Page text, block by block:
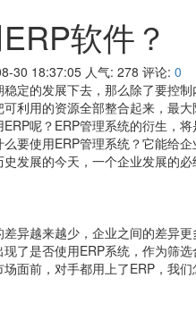
软件？
30 18:37:05 人气: 278 评论: 0
定的发展下去，那么除了要控
利用的资源全部整合起来，最
呢？ERP管理系统的衍生，
要使用ERP管理系统？它能给
发展的今天，一个企业发展的必
异越来越少，企业之间的差异
了是否使用ERP系统，作为筛
面前，对手都用上了ERP，我